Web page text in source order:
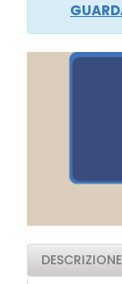
DESCRIZIONE